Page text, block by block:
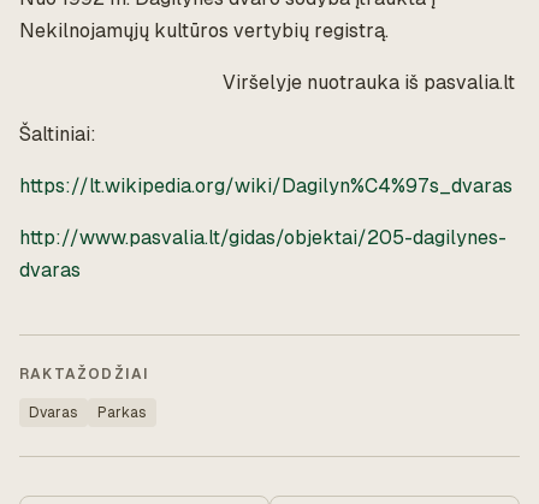
Nekilnojamųjų kultūros vertybių registrą.
Viršelyje nuotrauka iš pasvalia.lt
Šaltiniai:
https://lt.wikipedia.org/wiki/Dagilyn%C4%97s_dvaras
http://www.pasvalia.lt/gidas/objektai/205-dagilynes-
dvaras
RAKTAŽODŽIAI
Dvaras Parkas